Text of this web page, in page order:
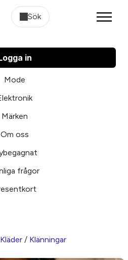
Sök
in
Mode
Märken
Om oss
frågor
Kläder / Klänningar